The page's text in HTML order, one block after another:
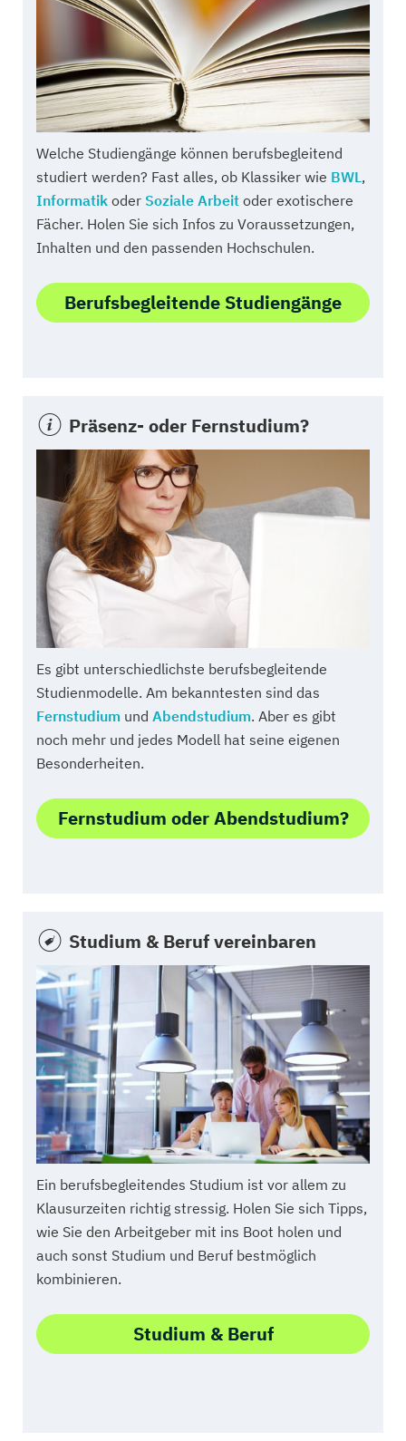
Welche Studiengänge können berufsbegleitend
studiert werden? Fast alles, ob Klassiker wie BWL,
Informatik oder Soziale Arbeit oder exotischere
Fächer. Holen Sie sich Infos zu Voraussetzungen,
Inhalten und den passenden Hochschulen.
Berufsbegleitende Studiengänge
Präsenz- oder Fernstudium?
Es gibt unterschiedlichste berufsbegleitende
Studienmodelle. Am bekanntesten sind das
Fernstudium und Abendstudium. Aber es gibt
noch mehr und jedes Modell hat seine eigenen
Besonderheiten.
Fernstudium oder Abendstudium?
Studium & Beruf vereinbaren
Ein berufsbegleitendes Studium ist vor allem zu
Klausurzeiten richtig stressig. Holen Sie sich Tipps,
wie Sie den Arbeitgeber mit ins Boot holen und
auch sonst Studium und Beruf bestmöglich
kombinieren.
Studium & Beruf